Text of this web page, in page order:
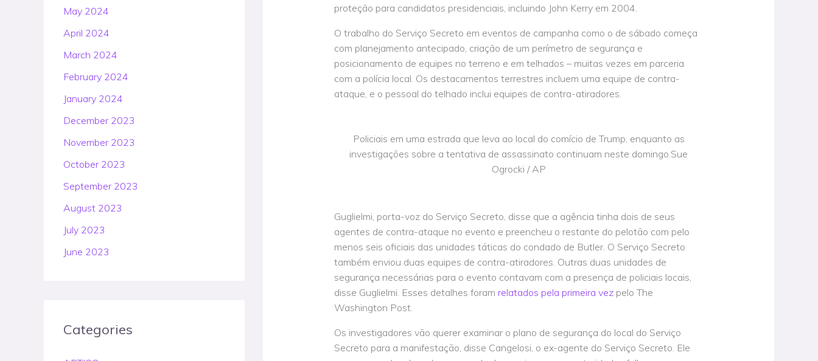
May 2024
April 2024
March 2024
February 2024
January 2024
December 2023
November 2023
October 2023
September 2023
August 2023
July 2023
June 2023
Categories
proteção para candidatos presidenciais, incluindo John Kerry em 2004.
O trabalho do Serviço Secreto em eventos de campanha como o de sábado começa
com planejamento antecipado, criação de um perímetro de segurança e
posicionamento de equipes no terreno e em telhados – muitas vezes em parceria
com a polícia local. Os destacamentos terrestres incluem uma equipe de contra-
ataque, e o pessoal do telhado inclui equipes de contra-atiradores.
Policiais em uma estrada que leva ao local do comício de Trump, enquanto as
investigações sobre a tentativa de assassinato continuam neste domingo.Sue
Ogrocki / AP
Guglielmi, porta-voz do Serviço Secreto, disse que a agência tinha dois de seus
agentes de contra-ataque no evento e preencheu o restante do pelotão com pelo
menos seis oficiais das unidades táticas do condado de Butler. O Serviço Secreto
também enviou duas equipes de contra-atiradores. Outras duas unidades de
segurança necessárias para o evento contavam com a presença de policiais locais,
disse Guglielmi. Esses detalhes foram relatados pela primeira vezpelo The
Washington Post.
Os investigadores vão querer examinar o plano de segurança do local do Serviço
Secreto para a manifestação, disse Cangelosi, o ex-agente do Serviço Secreto. Ele